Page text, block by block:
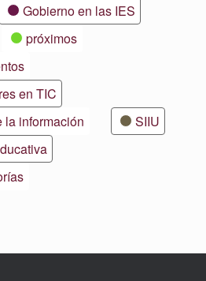
Gobierno en las IES
próximos
en TIC
la información
SIIU